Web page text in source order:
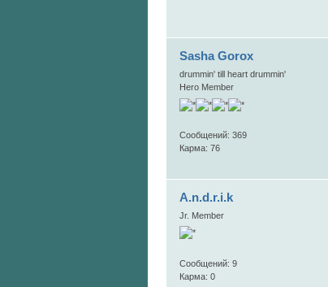
Sasha Gorox
drummin' till heart drummin'
Hero Member
Сообщений: 369
Карма: 76
A.n.d.r.i.k
Jr. Member
Сообщений: 9
Карма: 0